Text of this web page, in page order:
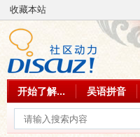
收藏本站
开始了解... 吴语拼音